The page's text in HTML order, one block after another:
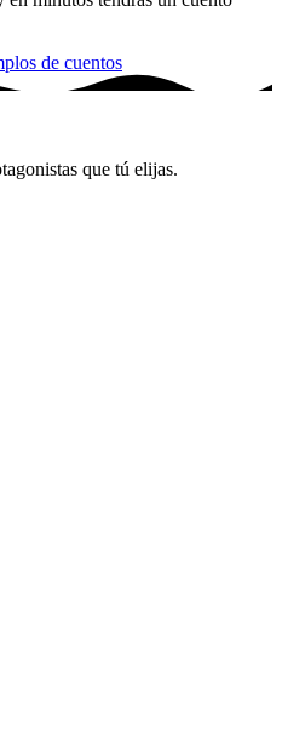
de cuentos
que tú elijas.